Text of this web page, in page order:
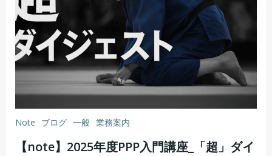
Note ブログ 一般 業務案内
【note】2025年度PPP入門講座_「超」ダイ